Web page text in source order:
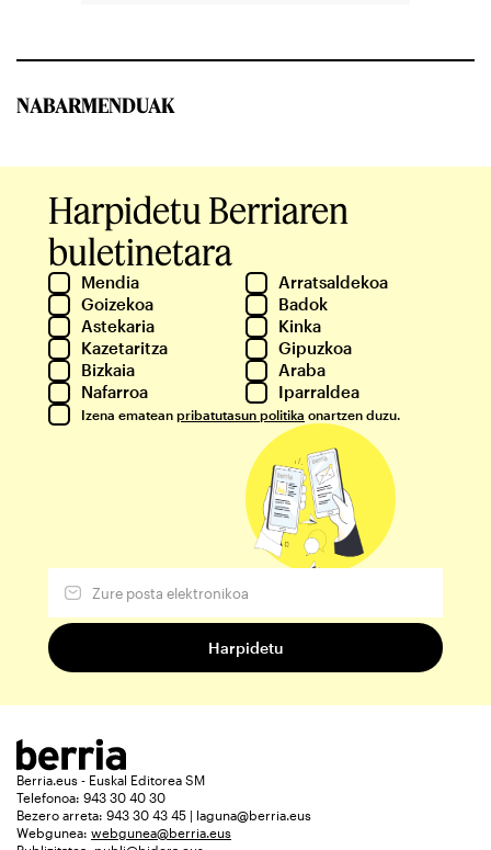
NABARMENDUAK
Harpidetu Berriaren
buletinetara
Mendia
Arratsaldekoa
Goizekoa
Badok
Astekaria
Kinka
Kazetaritza
Gipuzkoa
Bizkaia
Araba
Nafarroa
Iparraldea
Izena ematean pribatutasun politika onartzen duzu.
Berria.eus - Euskal Editorea SM
Telefonoa: 943 30 40 30
Bezero arreta: 943 30 43 45 | laguna@berria.eus
Webgunea: webgunea@berria.eus